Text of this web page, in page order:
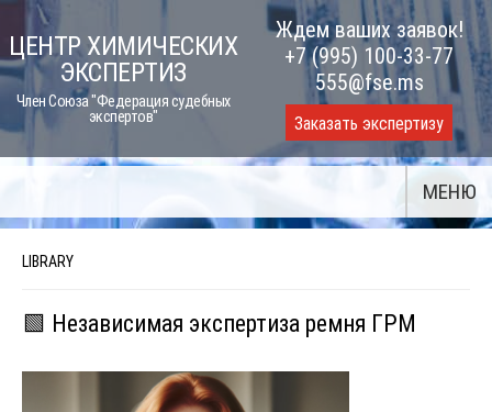
Skip
to
content
ЦЕНТР ХИМИЧЕСКИХ
ЭКСПЕРТИЗ
Член Союза "Федерация судебных
экспертов"
Ждем ваших заявок!
+7 (995) 100-33-77
555@fse.ms
Заказать экспертизу
МЕНЮ
LIBRARY
🟩 Независимая экспертиза ремня ГРМ